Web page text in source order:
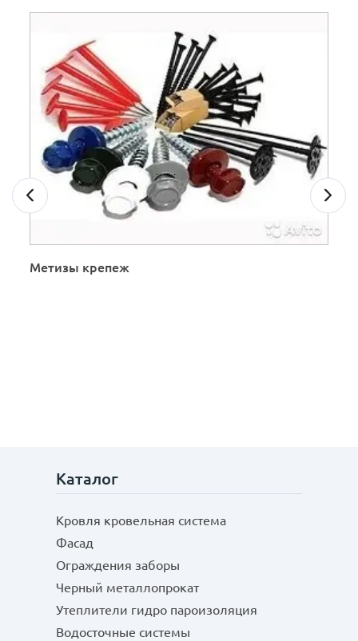
Метизы крепеж
Каталог
Кровля кровельная система
Фасад
Ограждения заборы
Черный металлопрокат
Утеплители гидро пароизоляция
Водосточные системы